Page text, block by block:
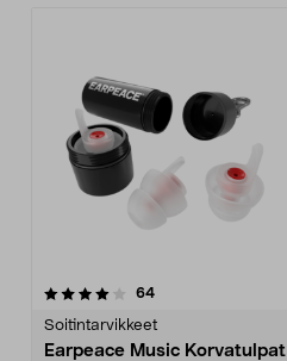
64arvostelut
Soitintarvikkeet
Earpeace Music Korvatulpat
4.5 viidestä